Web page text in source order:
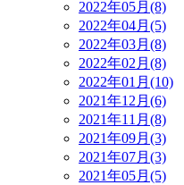
2022年05月(8)
2022年04月(5)
2022年03月(8)
2022年02月(8)
2022年01月(10)
2021年12月(6)
2021年11月(8)
2021年09月(3)
2021年07月(3)
2021年05月(5)